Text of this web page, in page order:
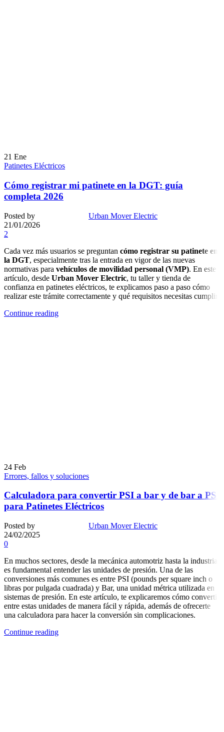
21 Ene
Patinetes Eléctricos
Cómo registrar mi patinete en la DGT: guía
completa 2026
Posted by
Urban Mover Electric
21/01/2026
2
Cada vez más usuarios se preguntan cómo registrar su patinete en
la DGT, especialmente tras la entrada en vigor de las nuevas
normativas para vehículos de movilidad personal (VMP). En este
artículo, desde Urban Mover Electric, tu taller y tienda de
confianza en patinetes eléctricos, te explicamos paso a paso cómo
realizar este trámite correctamente y qué requisitos necesitas cumplir.
Continue reading
24 Feb
Errores, fallos y soluciones
Calculadora para convertir PSI a bar y de bar a PSI
para Patinetes Eléctricos
Posted by
Urban Mover Electric
24/02/2025
0
En muchos sectores, desde la mecánica automotriz hasta la industria,
es fundamental entender las unidades de presión. Una de las
conversiones más comunes es entre PSI (pounds per square inch o
libras por pulgada cuadrada) y Bar, una unidad métrica utilizada en
sistemas de presión. En este artículo, te explicaremos cómo convertir
entre estas unidades de manera fácil y rápida, además de ofrecerte
una calculadora para hacer la conversión sin complicaciones.
Continue reading